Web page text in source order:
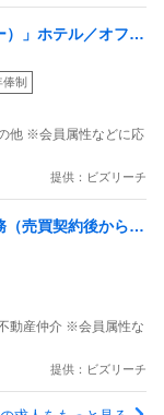
」ホテル／オフィ
俸制
他 ※会員属性などに応
提供：ビズリーチ
売買契約後からお
〜550万／年2回
％
動産仲介 ※会員属性な
提供：ビズリーチ